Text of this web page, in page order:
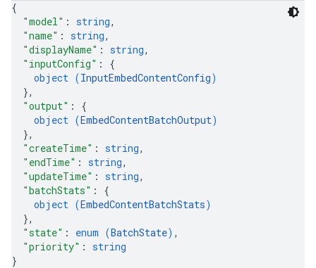
{
"model" : string,
"name" : string,
"displayName" : string,
"inputConfig" : {
object (InputEmbedContentConfig)
},
"output" : {
object (EmbedContentBatchOutput)
},
"createTime" : string,
"endTime" : string,
"updateTime" : string,
"batchStats" : {
object (EmbedContentBatchStats)
},
"state" : enum (BatchState) ,
"priority" : string
}